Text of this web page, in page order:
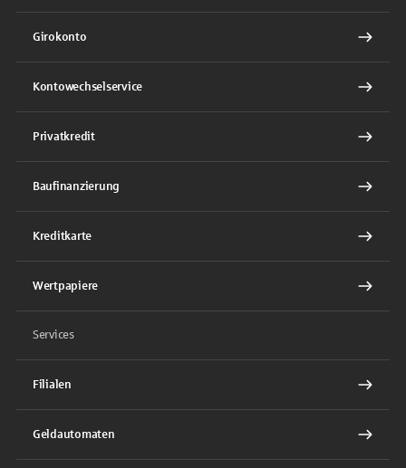
Girokonto
Kontowechselservice
Privatkredit
Baufinanzierung
Kreditkarte
Wertpapiere
Services
Filialen
Geldautomaten